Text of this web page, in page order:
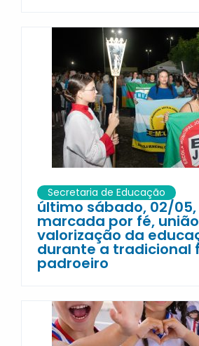
Secretaria de Educação
último sábado, 02/
marcada por fé,
valorização da
durante a tradicional
padroeiro